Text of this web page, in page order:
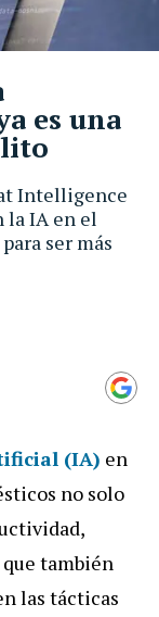
Intelligence
la IA en el
ser más
es una
(IA) en
no solo
también
las tácticas